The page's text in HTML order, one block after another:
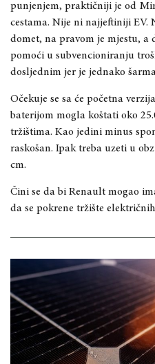
punjenjem, praktičniji je od
cestama. Nije ni najjeftiniji EV.
domet, na pravom je mjestu, a
pomoći u subvencioniranju
dosljednim jer je jednako
Očekuje se sa će početna
baterijom mogla koštati oko
tržištima. Kao jedini minus
raskošan. Ipak treba uzeti u
cm.
Čini se da bi Renault mogao
da se pokrene tržište